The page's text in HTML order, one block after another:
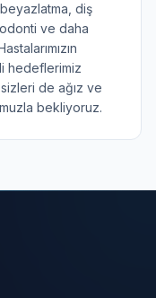
diş
ve daha
hedeflerimiz
de ağız ve
bekliyoruz.